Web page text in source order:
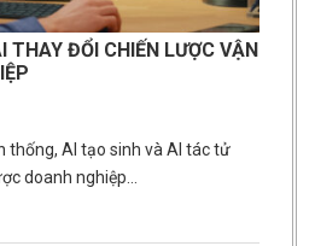
THAY ĐỔI CHIẾN LƯỢC VẬN
thống, AI tạo sinh và AI tác tử
doanh nghiệp…